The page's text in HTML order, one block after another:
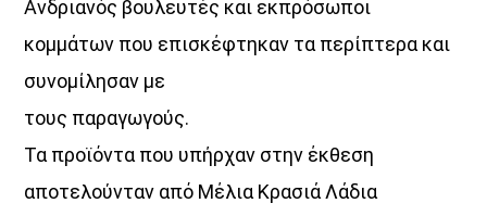
Ανδριανός βουλευτές και εκπρόσωποι
κομμάτων που επισκέφτηκαν τα περίπτερα και
συνομίλησαν με
τους παραγωγούς.
Τα προϊόντα που υπήρχαν στην έκθεση
αποτελούνταν από Μέλια Κρασιά Λάδια